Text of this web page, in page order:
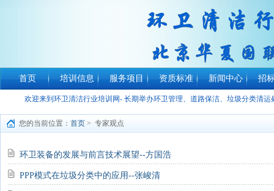
首页 培训信息 服务项目 资质标准 新闻中心 招
欢迎来到环卫清洁行业培训网- 长期举办环卫管理、道路保洁、垃圾分类清
您的当前位置： 首页 > 专家观点
环卫装备的发展与前言技术展望--方国浩
PPP模式在垃圾分类中的应用--张峻清